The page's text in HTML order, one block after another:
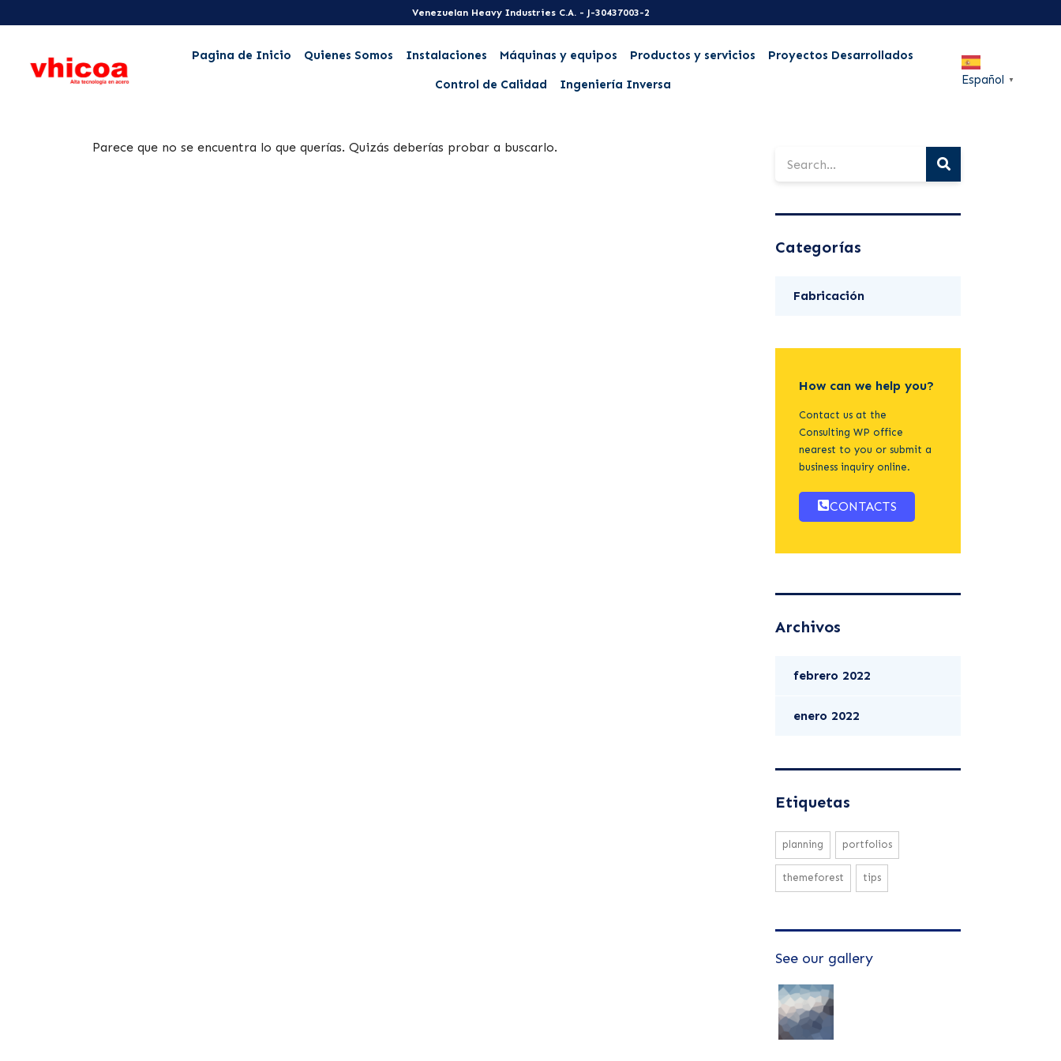
Venezuelan Heavy Industries C.A. - J-30437003-2
Pagina de Inicio Quienes Somos Instalaciones Máquinas y equipos Productos y servicios Proyectos Desarrollados
Control de Calidad Ingeniería Inversa Español ▼
Parece que no se encuentra lo que querías. Quizás deberías probar a buscarlo.
Categorías
Fabricación
How can we help you?
Contact us at the
Consulting WP office
nearest to you or submit a
business inquiry online.
CONTACTS
Archivos
febrero 2022
enero 2022
Etiquetas
planning portfolios
themeforest tips
See our gallery